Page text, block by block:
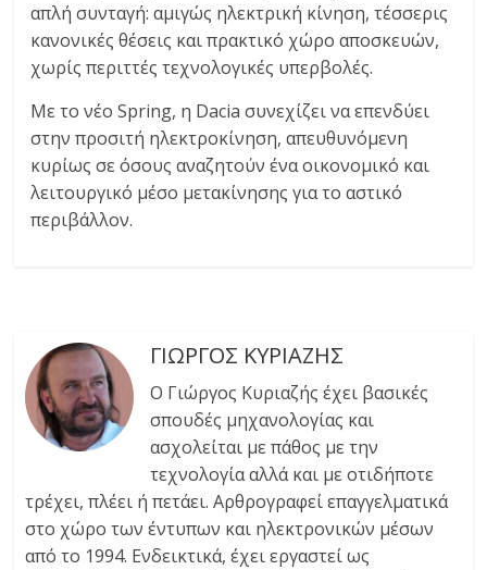
απλή συνταγή: αμιγώς ηλεκτρική κίνηση, τέσσερις
κανονικές θέσεις και πρακτικό χώρο αποσκευών,
χωρίς περιττές τεχνολογικές υπερβολές.
Με το νέο Spring, η Dacia συνεχίζει να επενδύει
στην προσιτή ηλεκτροκίνηση, απευθυνόμενη
κυρίως σε όσους αναζητούν ένα οικονομικό και
λειτουργικό μέσο μετακίνησης για το αστικό
περιβάλλον.
ΓΙΩΡΓΟΣ ΚΥΡΙΑΖΗΣ
Ο Γιώργος Κυριαζής έχει βασικές
σπουδές μηχανολογίας και
ασχολείται με πάθος με την
τεχνολογία αλλά και με οτιδήποτε
τρέχει, πλέει ή πετάει. Αρθρογραφεί επαγγελματικά
στο χώρο των έντυπων και ηλεκτρονικών μέσων
από το 1994. Ενδεικτικά, έχει εργαστεί ως